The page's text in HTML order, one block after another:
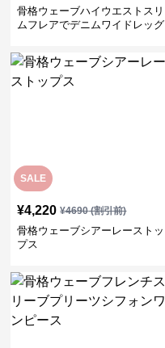
骨格ウェーブハイウエストスリ
ムフレアでデニムワイドレッグ
SALE
¥4,220 ¥4690(割引前)
骨格ウェーブシアーレーストッ
プス